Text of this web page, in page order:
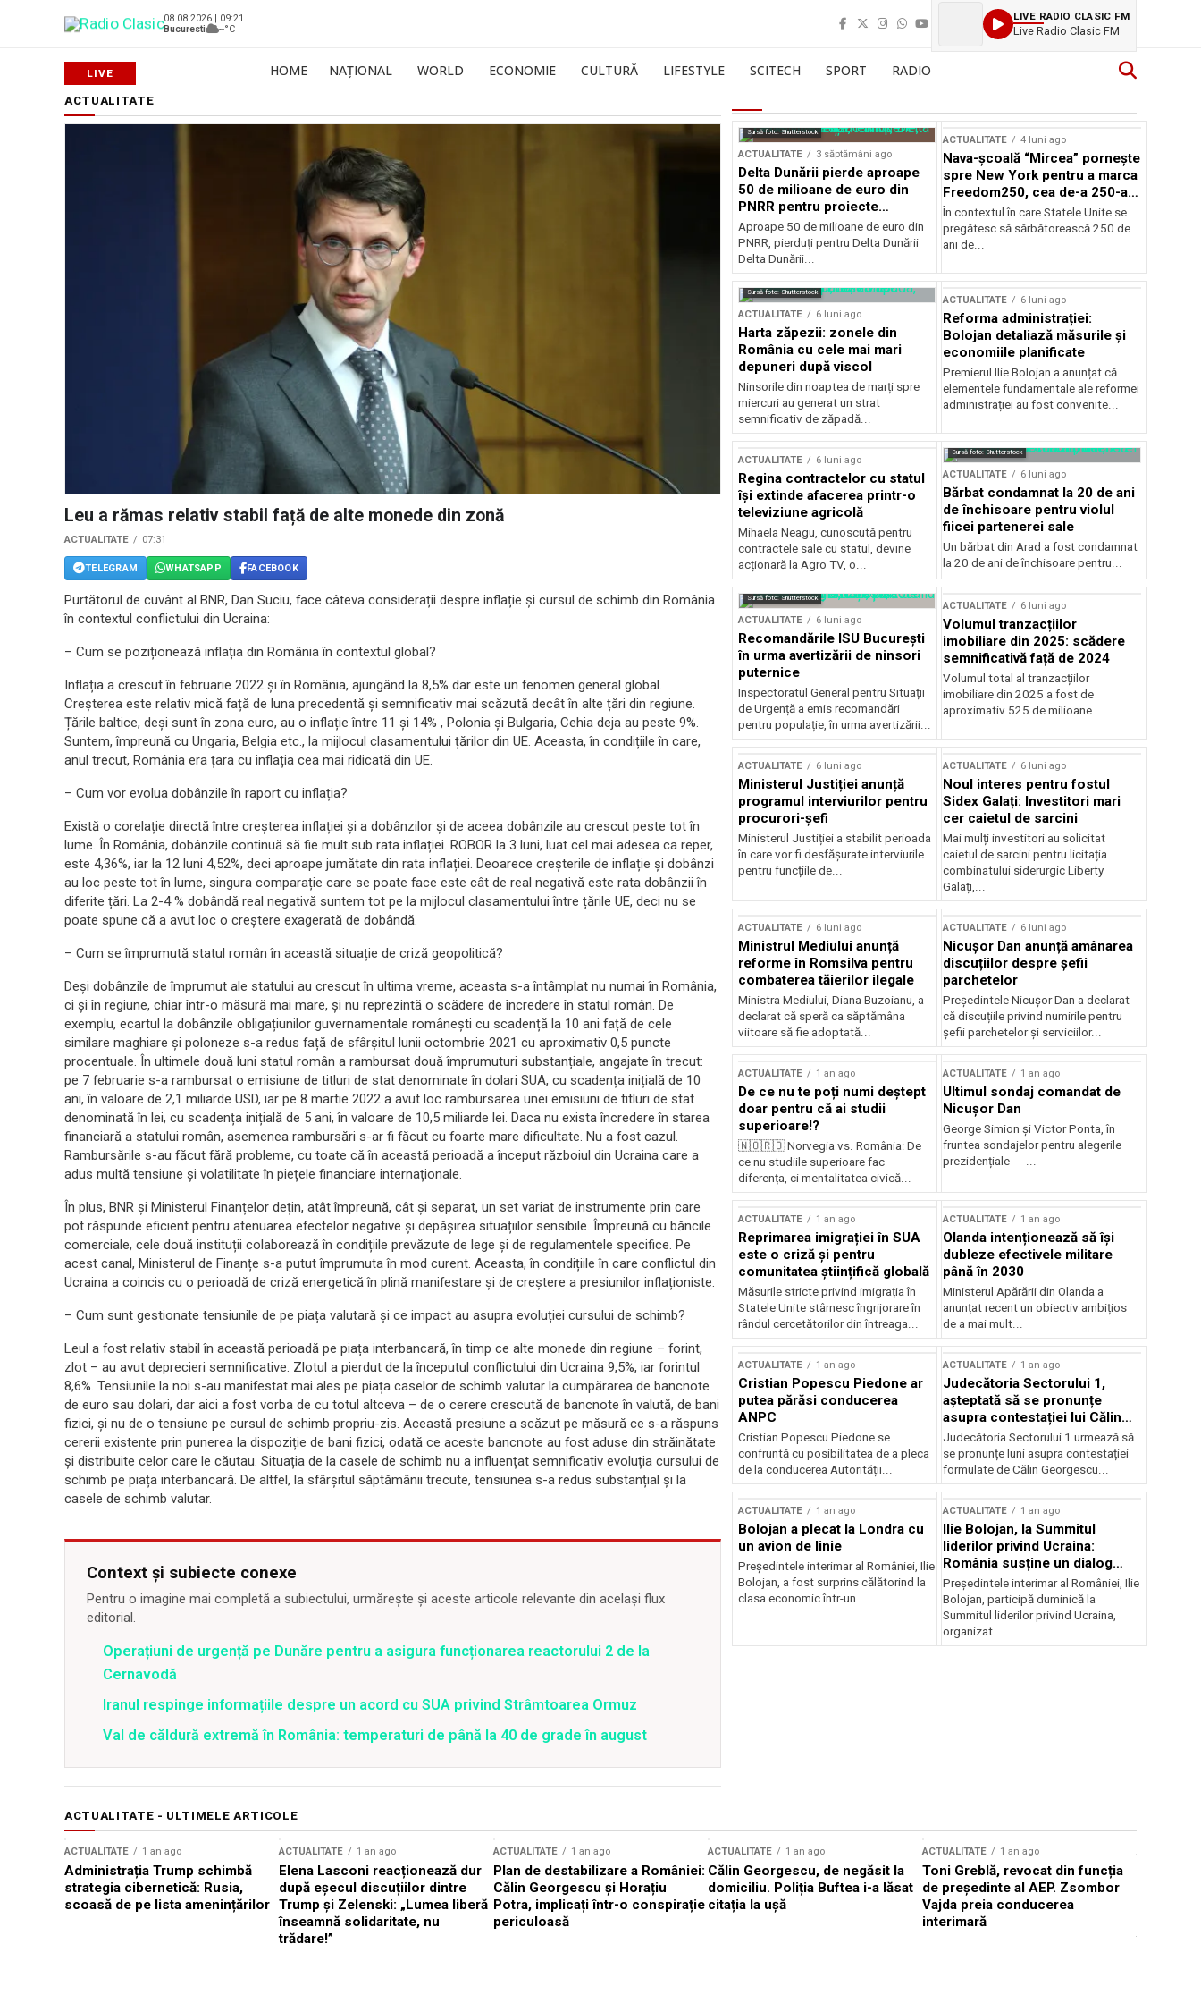
08.08.2026 | 09:21
Bucuresti
--°C
LIVE RADIO CLASIC FM
Live Radio Clasic FM
HOME NAȚIONAL WORLD ECONOMIE CULTURĂ LIFESTYLE SCITECH SPORT RADIO
ACTUALITATE
Leu a rămas relativ stabil față de alte monede din zonă
ACTUALITATE 07:31
TELEGRAM WHATSAPP FACEBOOK
Purtătorul de cuvânt al BNR, Dan Suciu, face câteva considerații despre inflație și cursul de schimb din România
în contextul conflictului din Ucraina:
– Cum se poziționează inflația din România în contextul global?
Inflația a crescut în februarie 2022 și în România, ajungând la 8,5% dar este un fenomen general global.
Creșterea este relativ mică față de luna precedentă și semnificativ mai scăzută decât în alte țări din regiune.
Țările baltice, deși sunt în zona euro, au o inflație între 11 și 14% , Polonia și Bulgaria, Cehia deja au peste 9%.
Suntem, împreună cu Ungaria, Belgia etc., la mijlocul clasamentului țărilor din UE. Aceasta, în condițiile în care,
anul trecut, România era țara cu inflația cea mai ridicată din UE.
– Cum vor evolua dobânzile în raport cu inflația?
Există o corelație directă între creșterea inflației și a dobânzilor și de aceea dobânzile au crescut peste tot în
lume. În România, dobânzile continuă să fie mult sub rata inflației. ROBOR la 3 luni, luat cel mai adesea ca reper,
este 4,36%, iar la 12 luni 4,52%, deci aproape jumătate din rata inflației. Deoarece creșterile de inflație și dobânzi
au loc peste tot în lume, singura comparație care se poate face este cât de real negativă este rata dobânzii în
diferite țări. La 2-4 % dobândă real negativă suntem tot pe la mijlocul clasamentului între țările UE, deci nu se
poate spune că a avut loc o creștere exagerată de dobândă.
– Cum se împrumută statul român în această situație de criză geopolitică?
Deși dobânzile de împrumut ale statului au crescut în ultima vreme, aceasta s-a întâmplat nu numai în România,
ci și în regiune, chiar într-o măsură mai mare, și nu reprezintă o scădere de încredere în statul român. De
exemplu, ecartul la dobânzile obligațiunilor guvernamentale românești cu scadență la 10 ani față de cele
similare maghiare și poloneze s-a redus față de sfârșitul lunii octombrie 2021 cu aproximativ 0,5 puncte
procentuale. În ultimele două luni statul român a rambursat două împrumuturi substanțiale, angajate în trecut:
pe 7 februarie s-a rambursat o emisiune de titluri de stat denominate în dolari SUA, cu scadența inițială de 10
ani, în valoare de 2,1 miliarde USD, iar pe 8 martie 2022 a avut loc rambursarea unei emisiuni de titluri de stat
denominată în lei, cu scadența inițială de 5 ani, în valoare de 10,5 miliarde lei. Daca nu exista încredere în starea
financiară a statului român, asemenea rambursări s-ar fi făcut cu foarte mare dificultate. Nu a fost cazul.
Rambursările s-au făcut fără probleme, cu toate că în această perioadă a început războiul din Ucraina care a
adus multă tensiune și volatilitate în piețele financiare internaționale.
În plus, BNR și Ministerul Finanțelor dețin, atât împreună, cât și separat, un set variat de instrumente prin care
pot răspunde eficient pentru atenuarea efectelor negative și depășirea situațiilor sensibile. Împreună cu băncile
comerciale, cele două instituții colaborează în condițiile prevăzute de lege și de regulamentele specifice. Pe
acest canal, Ministerul de Finanțe s-a putut împrumuta în mod curent. Aceasta, în condițiile în care conflictul din
Ucraina a coincis cu o perioadă de criză energetică în plină manifestare și de creștere a presiunilor inflaționiste.
– Cum sunt gestionate tensiunile de pe piața valutară și ce impact au asupra evoluției cursului de schimb?
Leul a fost relativ stabil în această perioadă pe piața interbancară, în timp ce alte monede din regiune – forint,
zlot – au avut deprecieri semnificative. Zlotul a pierdut de la începutul conflictului din Ucraina 9,5%, iar forintul
8,6%. Tensiunile la noi s-au manifestat mai ales pe piața caselor de schimb valutar la cumpărarea de bancnote
de euro sau dolari, dar aici a fost vorba de cu totul altceva – de o cerere crescută de bancnote în valută, de bani
fizici, și nu de o tensiune pe cursul de schimb propriu-zis. Această presiune a scăzut pe măsură ce s-a răspuns
cererii existente prin punerea la dispoziție de bani fizici, odată ce aceste bancnote au fost aduse din străinătate
și distribuite celor care le căutau. Situația de la casele de schimb nu a influențat semnificativ evoluția cursului de
schimb pe piața interbancară. De altfel, la sfârșitul săptămânii trecute, tensiunea s-a redus substanțial și la
casele de schimb valutar.
Context și subiecte conexe
Pentru o imagine mai completă a subiectului, urmărește și aceste articole relevante din același flux
editorial.
Operațiuni de urgență pe Dunăre pentru a asigura funcționarea reactorului 2 de la
Cernavodă
Iranul respinge informațiile despre un acord cu SUA privind Strâmtoarea Ormuz
Val de căldură extremă în România: temperaturi de până la 40 de grade în august
Sursă foto: Shutterstock
ACTUALITATE 3 săptămâni ago
Delta Dunării pierde aproape
50 de milioane de euro din
PNRR pentru proiecte
esențiale
Aproape 50 de milioane de euro din
PNRR, pierduți pentru Delta Dunării
Delta Dunării...
ACTUALITATE 4 luni ago
Nava-școală “Mircea” pornește
spre New York pentru a marca
Freedom250, cea de-a 250-a
aniversare a Statelor Unite
În contextul în care Statele Unite se
pregătesc să sărbătorească 250 de
ani de...
Sursă foto: Shutterstock
ACTUALITATE 6 luni ago
Harta zăpezii: zonele din
România cu cele mai mari
depuneri după viscol
Ninsorile din noaptea de marți spre
miercuri au generat un strat
semnificativ de zăpadă...
ACTUALITATE 6 luni ago
Reforma administrației:
Bolojan detaliază măsurile și
economiile planificate
Premierul Ilie Bolojan a anunțat că
elementele fundamentale ale reformei
administrației au fost convenite...
ACTUALITATE 6 luni ago
Regina contractelor cu statul
își extinde afacerea printr-o
televiziune agricolă
Mihaela Neagu, cunoscută pentru
contractele sale cu statul, devine
acționară la Agro TV, o...
Sursă foto: Shutterstock
ACTUALITATE 6 luni ago
Bărbat condamnat la 20 de ani
de închisoare pentru violul
fiicei partenerei sale
Un bărbat din Arad a fost condamnat
la 20 de ani de închisoare pentru...
Sursă foto: Shutterstock
ACTUALITATE 6 luni ago
Recomandările ISU București
în urma avertizării de ninsori
puternice
Inspectoratul General pentru Situații
de Urgență a emis recomandări
pentru populație, în urma avertizării...
ACTUALITATE 6 luni ago
Volumul tranzacțiilor
imobiliare din 2025: scădere
semnificativă față de 2024
Volumul total al tranzacțiilor
imobiliare din 2025 a fost de
aproximativ 525 de milioane...
ACTUALITATE 6 luni ago
Ministerul Justiției anunță
programul interviurilor pentru
procurori-șefi
Ministerul Justiției a stabilit perioada
în care vor fi desfășurate interviurile
pentru funcțiile de...
ACTUALITATE 6 luni ago
Noul interes pentru fostul
Sidex Galați: Investitori mari
cer caietul de sarcini
Mai mulți investitori au solicitat
caietul de sarcini pentru licitația
combinatului siderurgic Liberty
Galați,...
ACTUALITATE 6 luni ago
Ministrul Mediului anunță
reforme în Romsilva pentru
combaterea tăierilor ilegale
Ministra Mediului, Diana Buzoianu, a
declarat că speră ca săptămâna
viitoare să fie adoptată...
ACTUALITATE 6 luni ago
Nicușor Dan anunță amânarea
discuțiilor despre șefii
parchetelor
Președintele Nicușor Dan a declarat
că discuțiile privind numirile pentru
șefii parchetelor și serviciilor...
ACTUALITATE 1 an ago
De ce nu te poți numi deștept
doar pentru că ai studii
superioare!?
🇳🇴🇷🇴 Norvegia vs. România: De
ce nu studiile superioare fac
diferența, ci mentalitatea civică...
ACTUALITATE 1 an ago
Ultimul sondaj comandat de
Nicușor Dan
George Simion și Victor Ponta, în
fruntea sondajelor pentru alegerile
prezidențiale ...
ACTUALITATE 1 an ago
Reprimarea imigrației în SUA
este o criză și pentru
comunitatea științifică globală
Măsurile stricte privind imigrația în
Statele Unite stârnesc îngrijorare în
rândul cercetătorilor din întreaga...
ACTUALITATE 1 an ago
Olanda intenționează să își
dubleze efectivele militare
până în 2030
Ministerul Apărării din Olanda a
anunțat recent un obiectiv ambițios
de a mai mult...
ACTUALITATE 1 an ago
Cristian Popescu Piedone ar
putea părăsi conducerea
ANPC
Cristian Popescu Piedone se
confruntă cu posibilitatea de a pleca
de la conducerea Autorității...
ACTUALITATE 1 an ago
Judecătoria Sectorului 1,
așteptată să se pronunțe
asupra contestației lui Călin
Georgescu privind controlul
judiciar
Judecătoria Sectorului 1 urmează să
se pronunțe luni asupra contestației
formulate de Călin Georgescu...
ACTUALITATE 1 an ago
Bolojan a plecat la Londra cu
un avion de linie
Președintele interimar al României, Ilie
Bolojan, a fost surprins călătorind la
clasa economic într-un...
ACTUALITATE 1 an ago
Ilie Bolojan, la Summitul
liderilor privind Ucraina:
România susține un dialog
transatlantic pentru securitate
și stabilitate
Președintele interimar al României, Ilie
Bolojan, participă duminică la
Summitul liderilor privind Ucraina,
organizat...
ACTUALITATE - ULTIMELE ARTICOLE
ACTUALITATE 1 an ago
Administrația Trump schimbă
strategia cibernetică: Rusia,
scoasă de pe lista amenințărilor
ACTUALITATE 1 an ago
Elena Lasconi reacționează dur
după eșecul discuțiilor dintre
Trump și Zelenski: „Lumea liberă
înseamnă solidaritate, nu
trădare!”
ACTUALITATE 1 an ago
Plan de destabilizare a României:
Călin Georgescu și Horațiu
Potra, implicați într-o conspirație
periculoasă
ACTUALITATE 1 an ago
Călin Georgescu, de negăsit la
domiciliu. Poliția Buftea i-a lăsat
citația la ușă
ACTUALITATE 1 an ago
Toni Greblă, revocat din funcția
de președinte al AEP. Zsombor
Vajda preia conducerea
interimară